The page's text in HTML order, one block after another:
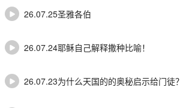
26.07.25圣雅各伯
26.07.24耶稣自己解释撒种比喻！
26.07.23为什么天国的的奥秘启示给门徒？